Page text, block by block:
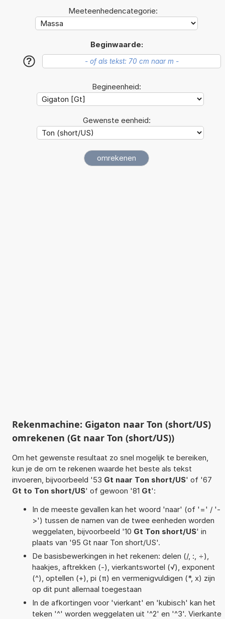
Meeteenhedencategorie:
Beginwaarde:
?
Begineenheid:
Gewenste eenheid:
Rekenmachine: Gigaton naar Ton (short/US)
omrekenen (Gt naar Ton (short/US))
Om het gewenste resultaat zo snel mogelijk te bereiken,
kun je de om te rekenen waarde het beste als tekst
invoeren, bijvoorbeeld '53 Gt naar Ton short/US' of '67
Gt to Ton short/US' of gewoon '81 Gt':
In de meeste gevallen kan het woord 'naar' (of '=' / '-
>') tussen de namen van de twee eenheden worden
weggelaten, bijvoorbeeld '10 Gt Ton short/US' in
plaats van '95 Gt naar Ton short/US'.
De basisbewerkingen in het rekenen: delen (/, :, ÷),
haakjes, aftrekken (-), vierkantswortel (√), exponent
(^), optellen (+), pi (π) en vermenigvuldigen (*, x) zijn
op dit punt allemaal toegestaan
In de afkortingen voor 'vierkant' en 'kubisch' kan het
teken '^' worden weggelaten uit '^2' en '^3'. Vierkante